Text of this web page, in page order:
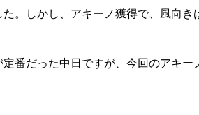
。しかし、アキーノ獲得で、風向
だった中日ですが、今回のアキ